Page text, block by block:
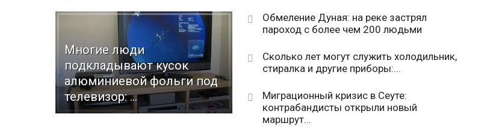
Многие люди
подкладывают кусок
алюминиевой фольги под
телевизор: ...
Обмеление Дуная: на реке застрял
пароход с более чем 200 людьми
Сколько лет могут служить холодильник,
стиралка и другие приборы:...
Миграционный кризис в Сеуте:
контрабандисты открыли новый
маршрут...